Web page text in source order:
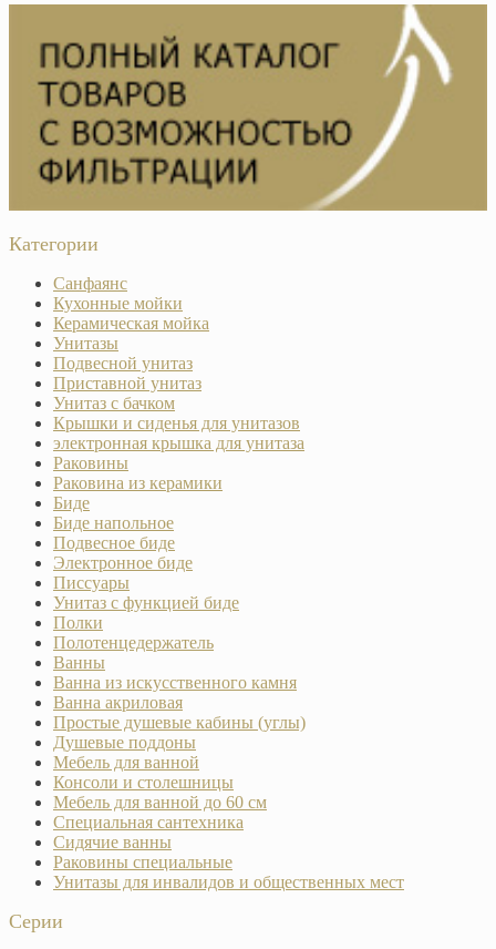
Категории
Санфаянс
Кухонные мойки
Керамическая мойка
Унитазы
Подвесной унитаз
Приставной унитаз
Унитаз с бачком
Крышки и сиденья для унитазов
электронная крышка для унитаза
Раковины
Раковина из керамики
Биде
Биде напольное
Подвесное биде
Электронное биде
Писсуары
Унитаз с функцией биде
Полки
Полотенцедержатель
Ванны
Ванна из искусственного камня
Ванна акриловая
Простые душевые кабины (углы)
Душевые поддоны
Мебель для ванной
Консоли и столешницы
Мебель для ванной до 60 см
Специальная сантехника
Сидячие ванны
Раковины специальные
Унитазы для инвалидов и общественных мест
Серии